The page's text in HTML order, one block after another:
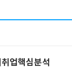
취업핵심분석